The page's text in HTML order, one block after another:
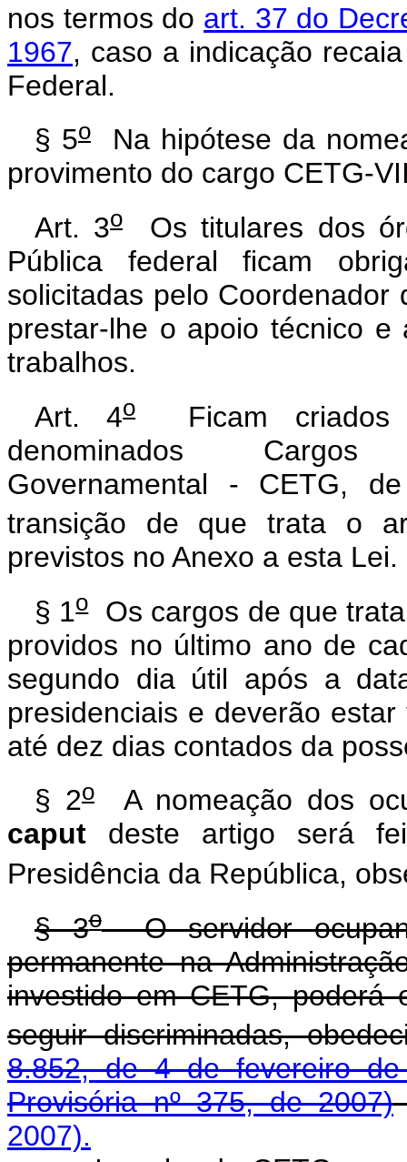
nos termos do art. 37 do
1967, caso a indicação
Federal.
§ 5oNa hipótese da
provimento do cargo CETG-
Art. 3oOs titulares dos
Pública federal ficam
solicitadas pelo
prestar-lhe o apoio técnico e
trabalhos.
Art. 4oFicam criados
denominados
Governamental - CETG,
transição de que trata o
previstos no Anexo a esta Lei.
§ 1oOs cargos de que
providos no último ano de
segundo dia útil após a
presidenciais e deverão
até dez dias contados da
§ 2oA nomeação dos
caput deste artigo será
Presidência da República,
§ 3oO servidor
permanente na
investido em CETG, poderá
seguir discriminadas,
8.852, de 4 de fevereiro de
Provisória nº 375, de 2007)
2007).